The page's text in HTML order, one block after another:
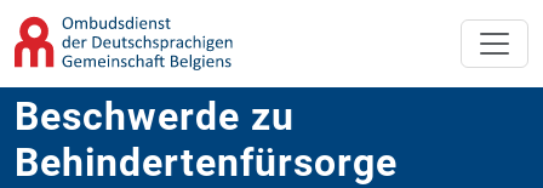
Beschwerde zu
Behindertenfürsorge